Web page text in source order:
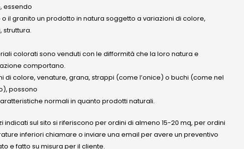
essendo
il granito un prodotto in natura soggetto a variazioni di colore,
struttura.
colorati sono venduti con le difformità che la loro natura e
comportano.
di colore, venature, grana, strappi (come l’onice) o buchi (come nel
possono
normali in quanto prodotti naturali.
indicati sul sito si riferiscono per ordini di almeno 15-20 mq, per ordini
inferiori chiamare o inviare una email per avere un preventivo
e fatto su misura per il cliente.